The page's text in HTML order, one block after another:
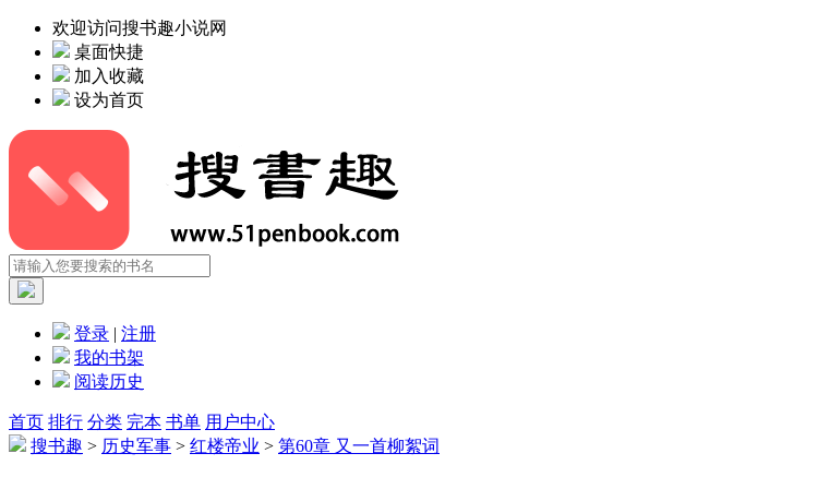
欢迎访问搜书趣小说网
桌面快捷
加入收藏
设为首页
登录 | 注册
我的书架
阅读历史
首页 排行 分类 完本 书单 用户中心
搜书趣 > 历史军事 > 红楼帝业 > 第60章 又一首柳絮词